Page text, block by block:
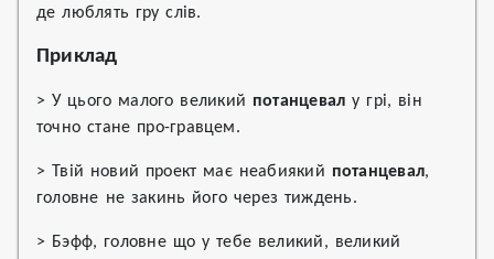
де люблять гру слів.
Приклад
> У цього малого великий потанцевал у грі, він
точно стане про-гравцем.
> Твій новий проект має неабиякий потанцевал,
головне не закинь його через тиждень.
> Бэфф, головне що у тебе великий, великий